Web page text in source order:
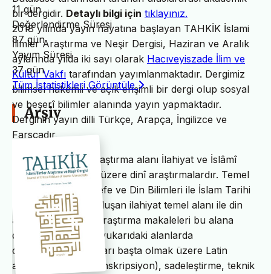
bir dergidir. Detaylı bilgi için tıklayınız.
2018 yılında yayın hayatına başlayan TAHKİK İslami
İlimler Araştırma ve Neşir Dergisi, Haziran ve Aralık
aylarında yılda iki sayı olarak Hacıveyiszade İlim ve
Kültür Vakfı tarafından yayımlanmaktadır. Dergimiz
bilimsel hakemli ve açık erişimli bir dergi olup sosyal
ve beşerî bilimler alanında yayın yapmaktadır.
Derginin yayın dilli Türkçe, Arapça, İngilizce ve
Farsçadır.
TAHKİK’in temel araştırma alanı İlahiyat ve İslâmî
ilimler başta olmak üzere dinî araştırmalardır. Temel
İslam Bilimleri, Felsefe ve Din Bilimleri ile İslam Tarihi
ve Sanatları’ndan oluşan ilahiyat temel alanı ile din
alanındaki bilimsel araştırma makaleleri bu alana
dâhildir. TAHKİK’te yukarıdaki alanlarda
değerlendirme yazıları başta olmak üzere Latin
alfabesine nakil (transkripsiyon), sadeleştirme, teknik
11 gün
Değerlendirme Süresi
87 gün
Yayım Süresi
37 gün
Tüm İstatistikleri Görüntüle
Arşiv